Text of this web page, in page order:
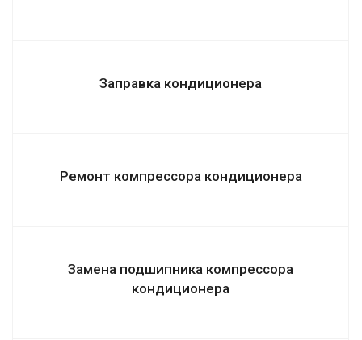
Заправка кондиционера
Ремонт компрессора кондиционера
Замена подшипника компрессора
кондиционера